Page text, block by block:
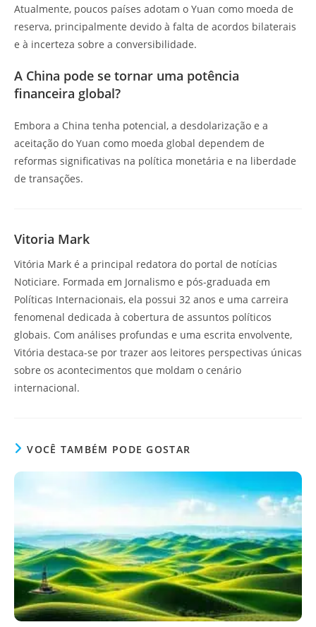
Atualmente, poucos países adotam o Yuan como moeda de
reserva, principalmente devido à falta de acordos bilaterais
e à incerteza sobre a conversibilidade.
A China pode se tornar uma potência
financeira global?
Embora a China tenha potencial, a desdolarização e a
aceitação do Yuan como moeda global dependem de
reformas significativas na política monetária e na liberdade
de transações.
Vitoria Mark
Vitória Mark é a principal redatora do portal de notícias
Noticiare. Formada em Jornalismo e pós-graduada em
Políticas Internacionais, ela possui 32 anos e uma carreira
fenomenal dedicada à cobertura de assuntos políticos
globais. Com análises profundas e uma escrita envolvente,
Vitória destaca-se por trazer aos leitores perspectivas únicas
sobre os acontecimentos que moldam o cenário
internacional.
VOCÊ TAMBÉM PODE GOSTAR